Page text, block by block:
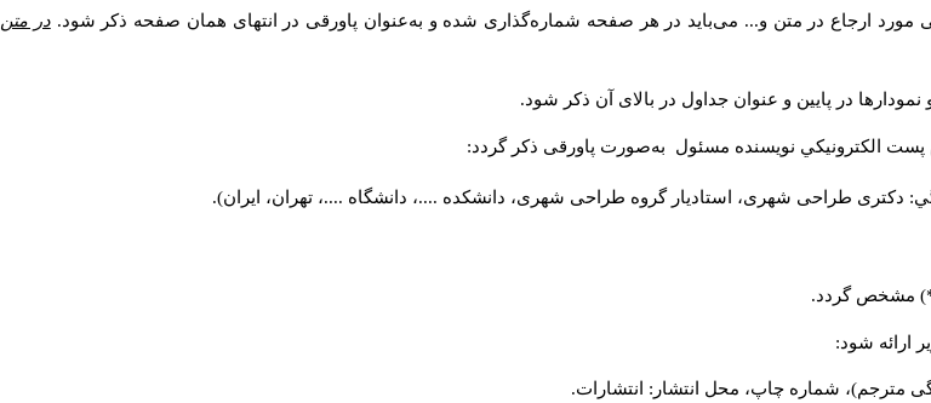
مورد ارجاع در متن و... می‌باید در هر صفحه شماره‌گذاری شده و به‌عنوان پاورقی در انتهای همان صفحه ذکر شود. در متن
در پایین و عنوان جداول در بالای آن ذکر شود.
الكترونيكي نويسنده مسئول به‌صورت پاورقی ذکر گردد:
دکتری طراحی شهری، استادیار گروه طراحی شهری، دانشکده ....، دانشگاه ....، تهران، ایران).
(*) مشخص گردد.
ارائه شود:
مترجم)، شماره چاپ، محل انتشار: انتشارات.